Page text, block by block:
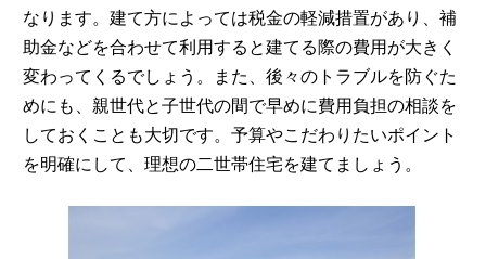
なります。建て方によっては税金の軽減措置があり、補
助金などを合わせて利用すると建てる際の費用が大きく
変わってくるでしょう。また、後々のトラブルを防ぐた
めにも、親世代と子世代の間で早めに費用負担の相談を
しておくことも大切です。予算やこだわりたいポイント
を明確にして、理想の二世帯住宅を建てましょう。